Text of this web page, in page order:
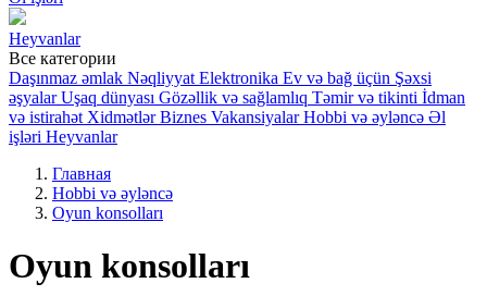
Heyvanlar
Все категории
Daşınmaz əmlak Nəqliyyat Elektronika Ev və bağ üçün Şəxsi
əşyalar Uşaq dünyası Gözəllik və sağlamlıq Təmir və tikinti İdman
və istirahət Xidmətlər Biznes Vakansiyalar Hobbi və əyləncə Əl
işləri Heyvanlar
Главная
Hobbi və əyləncə
Oyun konsolları
Oyun konsolları